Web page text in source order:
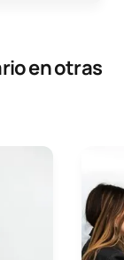
en otras